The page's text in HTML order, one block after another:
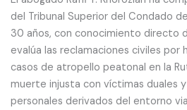
del Tribunal Superior del Condado
30 años, con conocimiento directo
evalúa las reclamaciones civiles por
casos de atropello peatonal en la
muerte injusta con víctimas duales
personales derivados del entorno